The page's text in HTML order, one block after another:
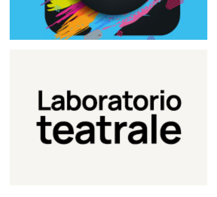
Laboratorio Teatrale
Laboratorio di teatro del Teatro Eduardo de Filippo
Continua